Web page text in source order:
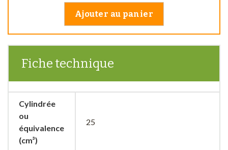
Ajouter au panier
Fiche technique
Cylindrée
ou
équivalence
(cm³)
25